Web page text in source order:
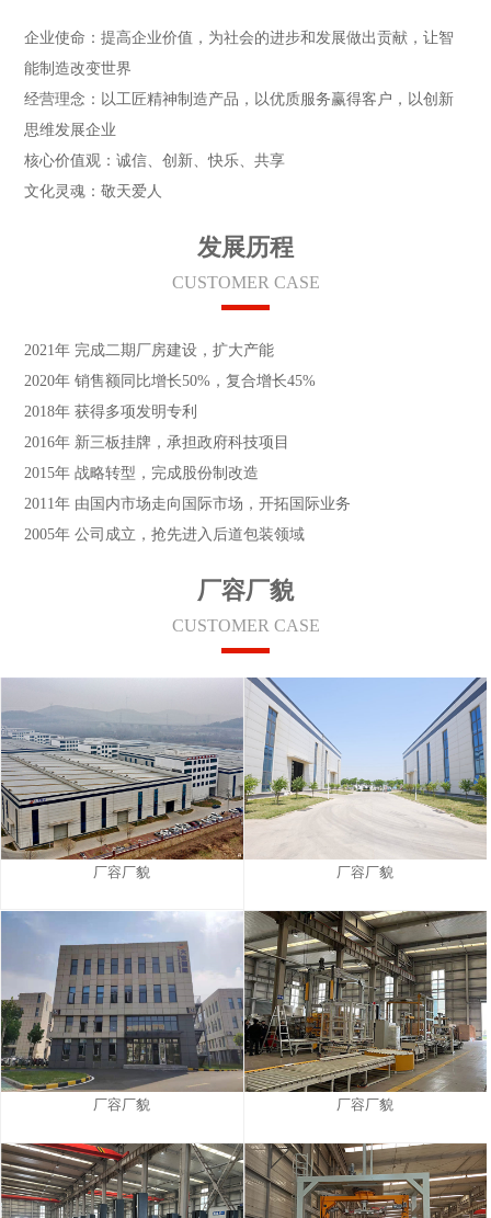
企业使命：提高企业价值，为社会的进步和发展做出贡献，让智
能制造改变世界
经营理念：以工匠精神制造产品，以优质服务赢得客户，以创新
思维发展企业
核心价值观：诚信、创新、快乐、共享
文化灵魂：敬天爱人
发展历程
CUSTOMER CASE
2021年 完成二期厂房建设，扩大产能
2020年 销售额同比增长50%，复合增长45%
2018年 获得多项发明专利
2016年 新三板挂牌，承担政府科技项目
2015年 战略转型，完成股份制改造
2011年 由国内市场走向国际市场，开拓国际业务
2005年 公司成立，抢先进入后道包装领域
厂容厂貌
CUSTOMER CASE
厂容厂貌 厂容厂貌
厂容厂貌 厂容厂貌